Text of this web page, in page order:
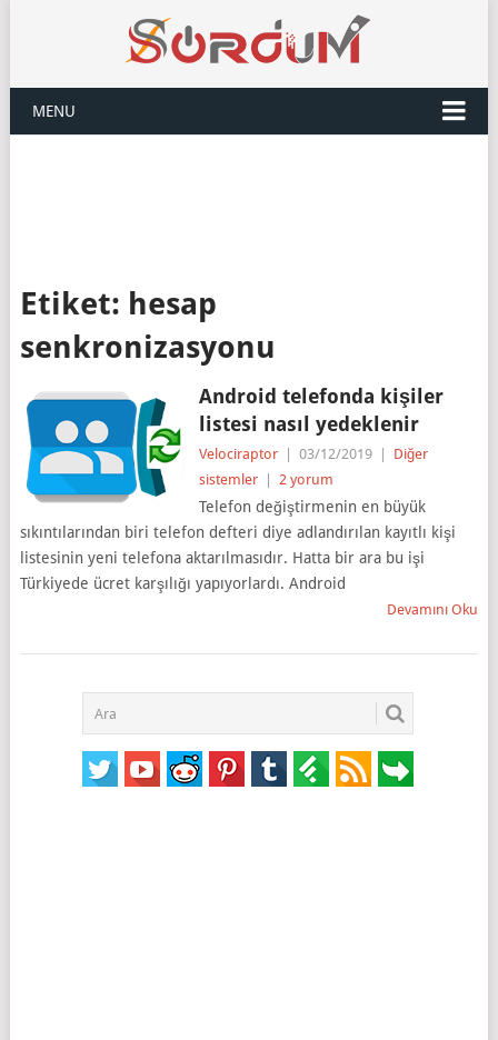
MENU
Etiket: hesap
senkronizasyonu
Android telefonda kişiler
listesi nasıl yedeklenir
Velociraptor 03/12/2019
Diğer
sistemler
2 yorum
Telefon değiştirmenin en büyük
sıkıntılarından biri telefon defteri diye adlandırılan kayıtlı kişi
listesinin yeni telefona aktarılmasıdır. Hatta bir ara bu işi
Türkiyede ücret karşılığı yapıyorlardı. Android
Devamını Oku